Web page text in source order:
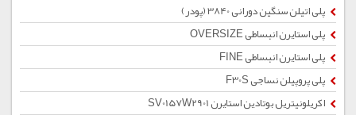
پلی اتیلن سنگین دورانی 3840 (پودر)
پلی استایرن انبساطی OVERSIZE
پلی استایرن انبساطی FINE
پلی پروپیلن نساجی F30S
اکریلونیتریل بوتادین استایرن SV0157W2901